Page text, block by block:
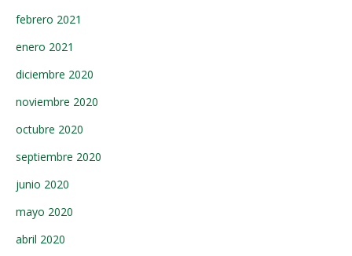
febrero 2021
enero 2021
diciembre 2020
noviembre 2020
octubre 2020
septiembre 2020
junio 2020
mayo 2020
abril 2020